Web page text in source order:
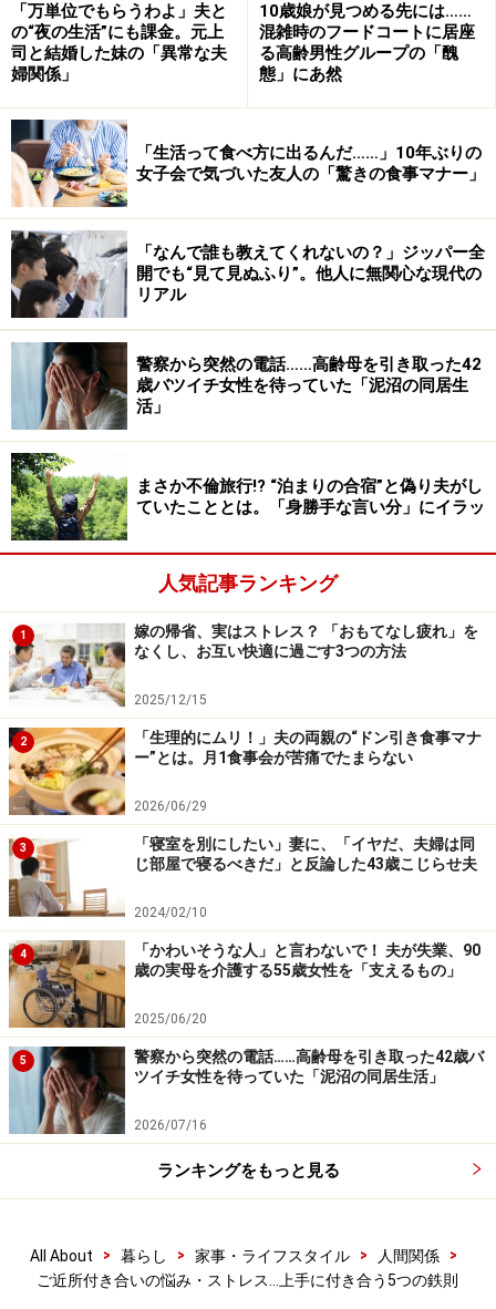
ご近所付き合いを良好にする5つの鉄則ポイ
ント
ご近所付き合いを続けるなかでも、とても大切になるの
が、「つかず離れず」のバランス感覚です。付き合いを
やめると孤立してしまいますし、地域の情報にも疎くな
ってしまいます。逆に、付き合いを濃くしてしまうと息
苦しくなり、感情的なトラブルが生じやすくなってしま
います。
そこで、ご近所付き合いにおいてぜひ意識していただき
たいのが、次の5つのポイントです。
1.付き合う相手を限定しない
たとえ気が合っても、いつも同じ人とだけ交流している
と互いに息が詰まり、苦しくなってしまいます。多様な
人とさまざまな出会いを楽しむ感覚で、気軽に楽しいお
付き合いをしていきましょう。
2. ディープなプライバシーの話題はタブー
家計の事情や夫婦関係の問題など、互いのプライバシー
にかかわるディープな話題の共有は、極力しないことで
す。こういった話題が出たときには、さらりとかわして
いきましょう。
「うちの家計ですか？ ギリギリですよ。つつましく生活
してますよ」「うちの夫婦仲ですか？ しょっちゅう喧嘩
していますよ。うるさかったら言ってくださいね」とい
うように、会話がそれ以上深くなっていかないよう、さ
らりとかわしていきましょう。
3. 訪問するだけでなく、自分の家にも人を招く
「他人の家には出向くのに、自分の家には人を招かな
い」という主義の人もいます。ですが、これを続けてい
ると、相手の気持ちに不公平感が生じてしまいます。ご
近所付き合いでは、誰か一人に負担が偏らないよう、配
慮しあっていくのが礼儀です。
他人の家に訪問したら、次は自分の家に招く。このよう
上手に付き合っていくことができます。家の中に他人の
「万単位でもらうわよ」夫と
の“夜の生活”にも課金。元上
司と結婚した妹の「異常な夫
婦関係」
10歳娘が見つめる先には……
混雑時のフードコートに居座
る高齢男性グループの「醜
態」にあ然
「生活って食べ方に出るんだ……」10年ぶりの
女子会で気づいた友人の「驚きの食事マナー」
「なんで誰も教えてくれないの？」ジッパー全
開でも“見て見ぬふり”。他人に無関心な現代の
リアル
警察から突然の電話……高齢母を引き取った42
歳バツイチ女性を待っていた「泥沼の同居生
活」
まさか不倫旅行!? “泊まりの合宿”と偽り夫がし
ていたこととは。「身勝手な言い分」にイラッ
人気記事ランキング
1
嫁の帰省、実はストレス？ 「おもてなし疲れ」を
なくし、お互い快適に過ごす3つの方法
2025/12/15
2
「生理的にムリ！」夫の両親の“ドン引き食事マナ
ー”とは。月1食事会が苦痛でたまらない
2026/06/29
3
「寝室を別にしたい」妻に、「イヤだ、夫婦は同
じ部屋で寝るべきだ」と反論した43歳こじらせ夫
2024/02/10
4
「かわいそうな人」と言わないで！ 夫が失業、90
歳の実母を介護する55歳女性を「支えるもの」
2025/06/20
5
警察から突然の電話……高齢母を引き取った42歳バ
ツイチ女性を待っていた「泥沼の同居生活」
2026/07/16
ランキングをもっと見る
All About > 暮らし > 家事・ライフスタイル > 人間関係
>
ご近所付き合いの悩み・ストレス…上手に付き合う5つの鉄則